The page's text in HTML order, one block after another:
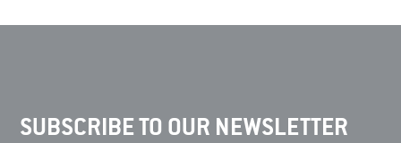
SUBSCRIBE TO OUR NEWSLETTER